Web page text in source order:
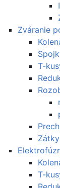
Zváranie
T-
Zátky
T-